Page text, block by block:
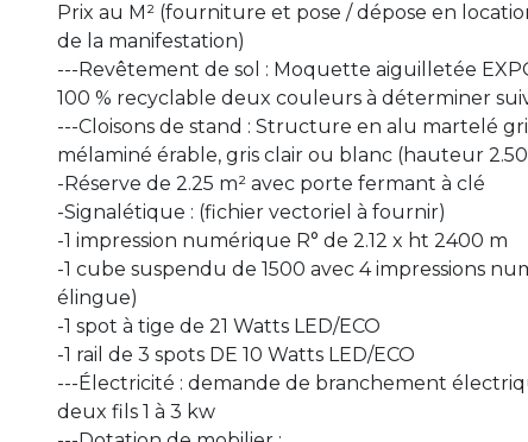
Prix au M² (fourniture et pose / dépose en
de la manifestation)
---Revêtement de sol : Moquette aiguilletée
100 % recyclable deux couleurs à déterminer
---Cloisons de stand : Structure en alu martelé
mélaminé érable, gris clair ou blanc (hauteur
-Réserve de 2.25 m² avec porte fermant à clé
-Signalétique : (fichier vectoriel à fournir)
-1 impression numérique R° de 2.12 x ht 2400 m
-1 cube suspendu de 1500 avec 4 impressions
élingue)
-1 spot à tige de 21 Watts LED/ECO
-1 rail de 3 spots DE 10 Watts LED/ECO
---Électricité : demande de branchement
deux fils 1 à 3 kw